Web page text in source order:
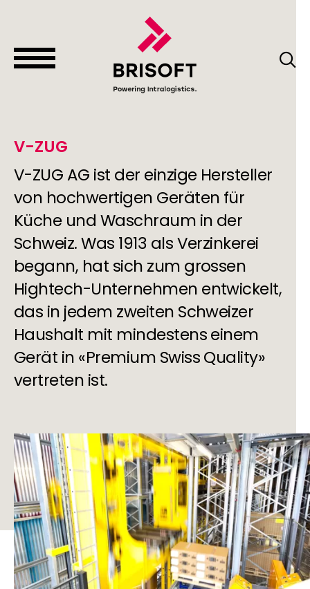
V-ZUG
V-ZUG AG ist der einzige Hersteller
von hochwertigen Geräten für
Küche und Waschraum in der
Schweiz. Was 1913 als Verzinkerei
begann, hat sich zum grossen
Hightech-Unternehmen entwickelt,
das in jedem zweiten Schweizer
Haushalt mit mindestens einem
Gerät in «Premium Swiss Quality»
vertreten ist.